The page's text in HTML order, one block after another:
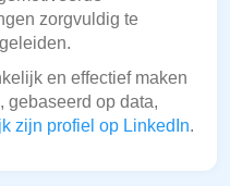
zorgvuldig te
en effectief maken
gebaseerd op data,
zijn profiel op LinkedIn.